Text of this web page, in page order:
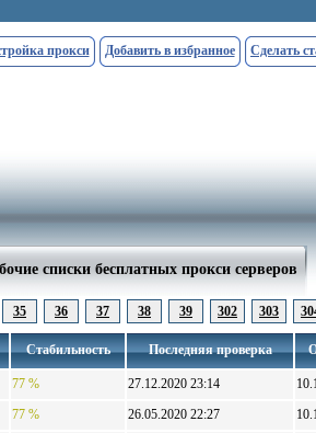
прокси Добавить в избранное Сделать
списки бесплатных прокси серверов
35 36 37 38 39 302 303
Стабильность Последняя проверка
77 % 27.12.2020 23:14
77 % 26.05.2020 22:27